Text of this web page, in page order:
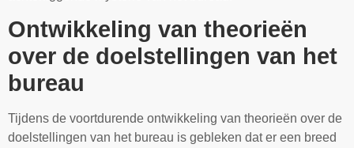
Ontwikkeling van theorieën
over de doelstellingen van het
bureau
Tijdens de voortdurende ontwikkeling van theorieën over de
doelstellingen van het bureau is gebleken dat er een breed